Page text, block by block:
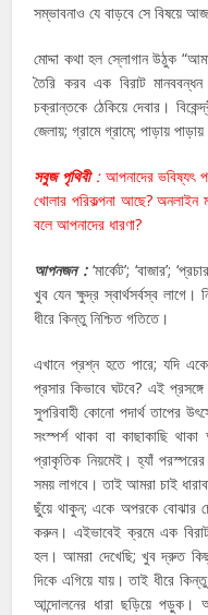
সম্ভাবনাও যে বাড়বে সে বিষয়ে
মোদ্দা কথা হল স্লোগান উঠুক
তৈরি করব এক বিরাট
চক্রান্তকে ঠেকিয়ে দেবার।
জেলায়; গ্রামে গ্রামে; পাড়ায়
সবুজ পৃথিবী :আপনাদের ভবিষ্যৎ
খোলার পরিকল্পনা আছে? অনলাইন
বলে আপনাদের ধারণা?
আপনজন :‘মার্কেট’; ‘বাজার’;
খুব যেন ক্ষুদ্র স্বার্থসর্বস্ব
ধীরে কিন্তু নিশ্চিত গতিতে।
এখানে প্রশ্ন হতে পারে; যদি
প্রসার কিভাবে ঘটবে? এই
সুপরিবাহী কোনো পদার্থ তাপের
সংস্পর্শ থাকা বা কাছাকাছি
প্রাকৃতিক নিয়মেই। হ্যাঁ
সময় লাগবে। তাই আমরা চাই
ছুঁয়ে থাকুন; একে অপরকে বোঝার
করুন। এইভাবেই ক্রমে এক
হল। আমরা দেখেছি; খুব দ্রুত
দিকে এগিয়ে যায়। তাই ধীরে
আন্দোলনের ধারা ছড়িয়ে